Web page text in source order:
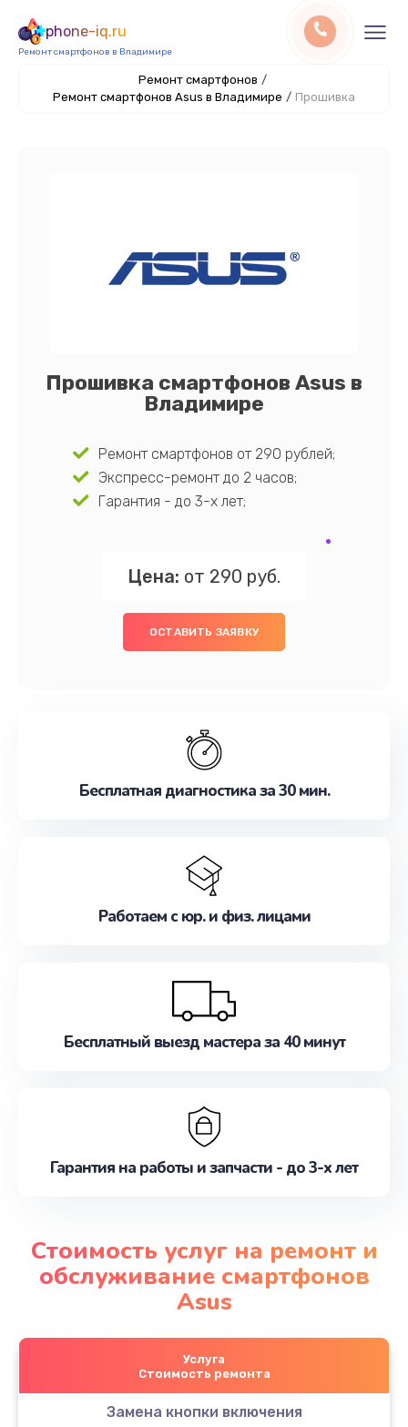
phone-iq.ru
Ремонт смартфонов в Владимире
Ремонт смартфонов /
Ремонт смартфонов Asus в Владимире / Прошивка
Прошивка смартфонов Asus в
Владимире
Ремонт смартфонов от 290 рублей;
Экспресс-ремонт до 2 часов;
Гарантия - до 3-х лет;
Цена: от 290 руб.
ОСТАВИТЬ ЗАЯВКУ
Бесплатная диагностика за 30 мин.
Работаем с юр. и физ. лицами
Бесплатный выезд мастера за 40 минут
Гарантия на работы и запчасти - до 3-х лет
Стоимость услуг на ремонт и
обслуживание смартфонов
Asus
Услуга
Стоимость ремонта
Замена кнопки включения